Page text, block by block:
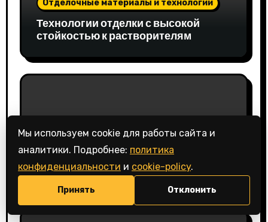
Отделочные материалы и технологии
Технологии отделки с высокой
стойкостью к растворителям
Отделочные материалы и технологии
Технологии отделки с низкой
устойчивостью к пару
Мы используем cookie для работы сайта и
аналитики. Подробнее: политика
конфиденциальности и cookie-policy.
Принять Отклонить